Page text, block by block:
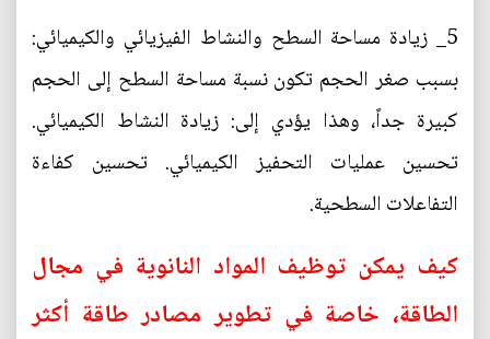
5_ زيادة مساحة السطح والنشاط الفيزيائي والكيميائي:
بسبب صغر الحجم تكون نسبة مساحة السطح إلى الحجم
كبيرة جداً، وهذا يؤدي إلى: زيادة النشاط الكيميائي.
تحسين عمليات التحفيز الكيميائي. تحسين كفاءة
التفاعلات السطحية.
كيف يمكن توظيف المواد النانوية في مجال
الطاقة، خاصة في تطوير مصادر طاقة أكثر